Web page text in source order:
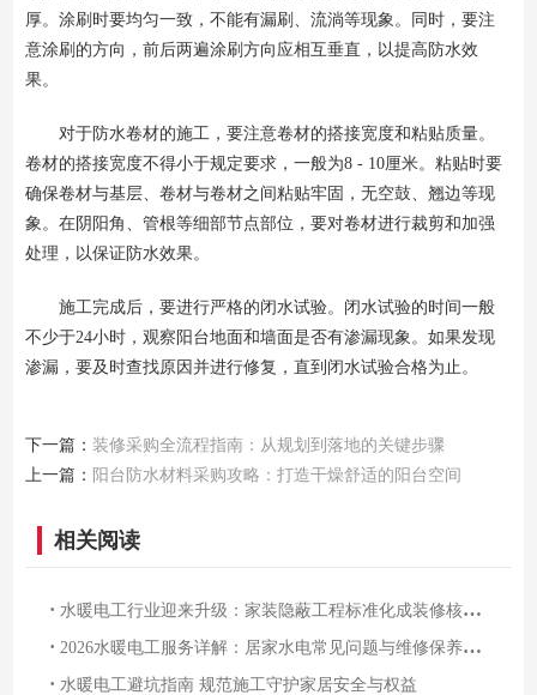
厚。涂刷时要均匀一致，不能有漏刷、流淌等现象。同时，要注
意涂刷的方向，前后两遍涂刷方向应相互垂直，以提高防水效
果。
对于防水卷材的施工，要注意卷材的搭接宽度和粘贴质量。
卷材的搭接宽度不得小于规定要求，一般为8 - 10厘米。粘贴时要
确保卷材与基层、卷材与卷材之间粘贴牢固，无空鼓、翘边等现
象。在阴阳角、管根等细部节点部位，要对卷材进行裁剪和加强
处理，以保证防水效果。
施工完成后，要进行严格的闭水试验。闭水试验的时间一般
不少于24小时，观察阳台地面和墙面是否有渗漏现象。如果发现
渗漏，要及时查找原因并进行修复，直到闭水试验合格为止。
下一篇：装修采购全流程指南：从规划到落地的关键步骤
上一篇： 阳台防水材料采购攻略：打造干燥舒适的阳台空间
相关阅读
· 水暖电工行业迎来升级：家装隐蔽工程标准化成装修核心刚需
· 2026水暖电工服务详解：居家水电常见问题与维修保养指南
· 水暖电工避坑指南 规范施工守护家居安全与权益